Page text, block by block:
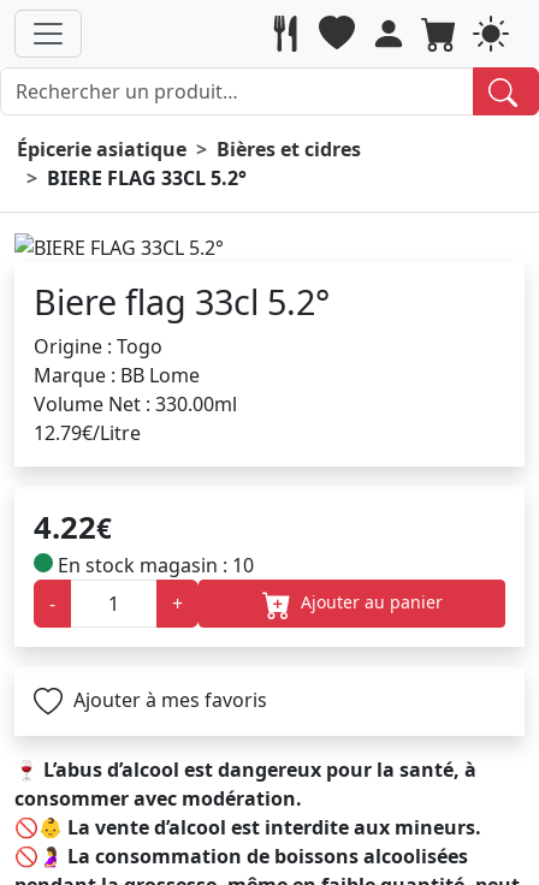
Épicerie asiatique
Bières et cidres
BIERE FLAG 33CL 5.2°
Biere flag 33cl 5.2°
Origine : Togo
Marque : BB Lome
Volume Net : 330.00ml
12.79€/Litre
4.22€
En stock magasin : 10
-
+ Ajouter au panier
Ajouter à mes favoris
🍷 L’abus d’alcool est dangereux pour la santé, à
consommer avec modération.
🚫👶 La vente d’alcool est interdite aux mineurs.
🚫🤰 La consommation de boissons alcoolisées